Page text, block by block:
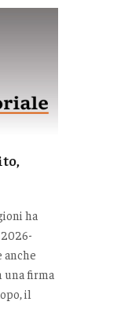
ha
anche
una firma
il